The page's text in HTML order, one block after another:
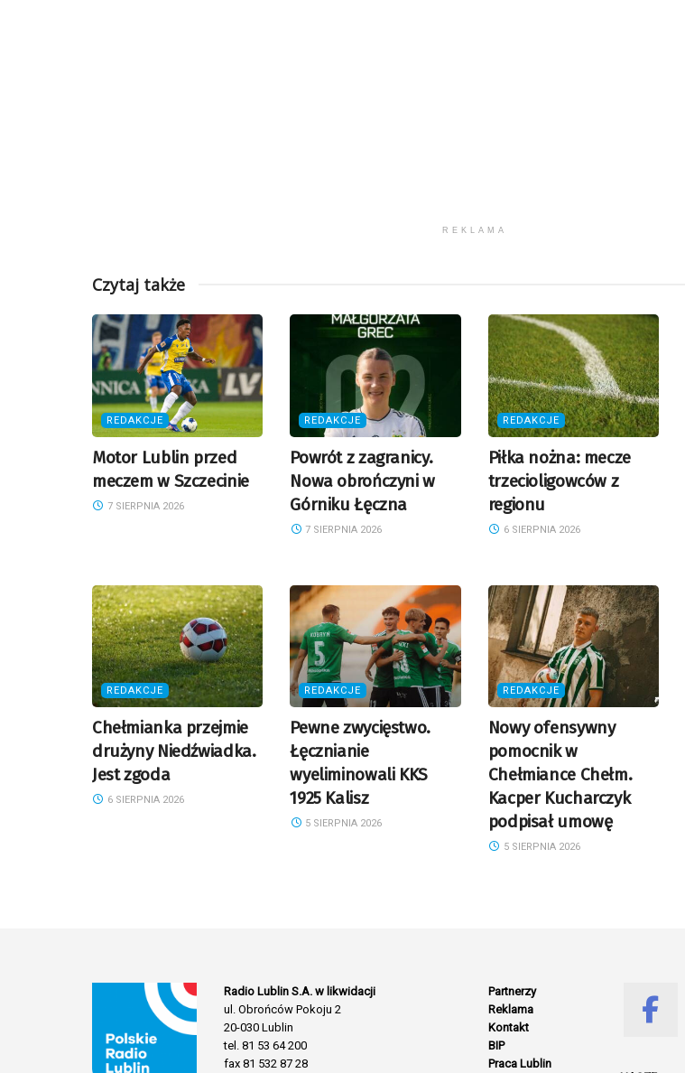
REKLAMA
Czytaj także
REDAKCJE
Motor Lublin przed
meczem w Szczecinie
7 SIERPNIA 2026
REDAKCJE
Powrót z zagranicy.
Nowa obrończyni w
Górniku Łęczna
7 SIERPNIA 2026
REDAKCJE
Piłka nożna: mecze
trzecioligowców z
regionu
6 SIERPNIA 2026
REDAKCJE
Chełmianka przejmie
drużyny Niedźwiadka.
Jest zgoda
6 SIERPNIA 2026
REDAKCJE
Pewne zwycięstwo.
Łęcznianie
wyeliminowali KKS
1925 Kalisz
5 SIERPNIA 2026
REDAKCJE
Nowy ofensywny
pomocnik w
Chełmiance Chełm.
Kacper Kucharczyk
podpisał umowę
5 SIERPNIA 2026
Radio Lublin S.A. w likwidacji
ul. Obrońców Pokoju 2
20-030 Lublin
tel. 81 53 64 200
fax 81 532 87 28
Partnerzy
Reklama
Kontakt
BIP
Praca Lublin